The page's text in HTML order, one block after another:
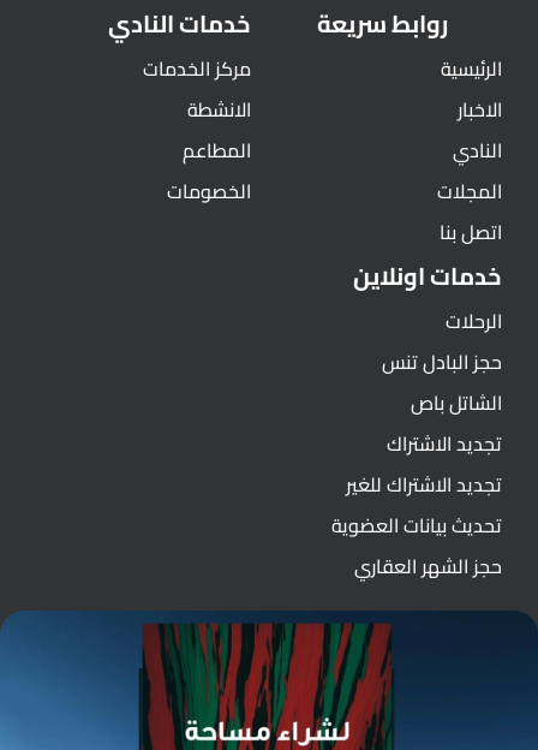
روابط سريعة
الرئيسية
الاخبار
النادي
المجلات
اتصل بنا
خدمات النادي
مركز الخدمات
الانشطة
المطاعم
الخصومات
خدمات اونلاين
الرحلات
حجز البادل تنس
الشاتل باص
تجديد الاشتراك
تجديد الاشتراك للغير
تحديث بيانات العضوية
حجز الشهر العقاري